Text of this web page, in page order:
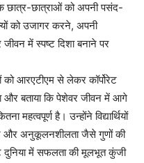
छात्र-छात्राओं को अपनी पसंद-
को उजागर करने, अपनी
में स्पष्ट दिशा बनाने पर
को आरएटीएम से लेकर कॉर्पोरेट
और बताया कि पेशेवर जीवन में आगे
महत्वपूर्ण है। उन्होंने विद्यार्थियों
और अनुकूलनशीलता जैसे गुणों की
दुनिया में सफलता की मूलभूत कुंजी